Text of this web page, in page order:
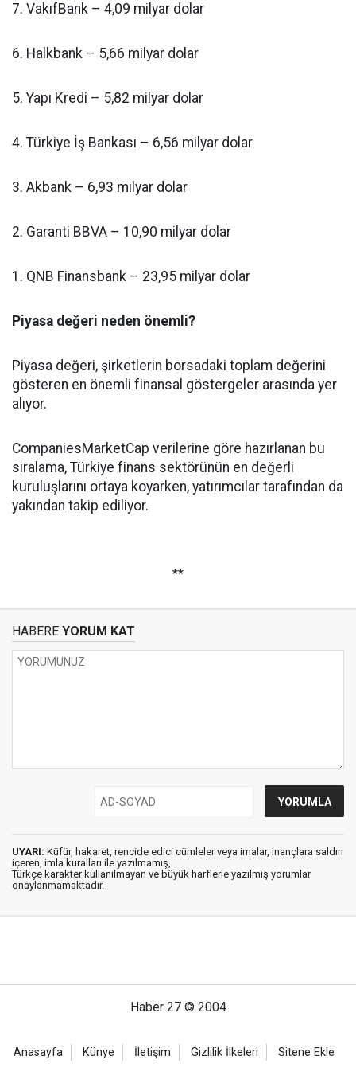
7. VakıfBank – 4,09 milyar dolar
6. Halkbank – 5,66 milyar dolar
5. Yapı Kredi – 5,82 milyar dolar
4. Türkiye İş Bankası – 6,56 milyar dolar
3. Akbank – 6,93 milyar dolar
2. Garanti BBVA – 10,90 milyar dolar
1. QNB Finansbank – 23,95 milyar dolar
Piyasa değeri neden önemli?
Piyasa değeri, şirketlerin borsadaki toplam değerini
gösteren en önemli finansal göstergeler arasında yer
alıyor.
CompaniesMarketCap verilerine göre hazırlanan bu
sıralama, Türkiye finans sektörünün en değerli
kuruluşlarını ortaya koyarken, yatırımcılar tarafından da
yakından takip ediliyor.
**
HABERE YORUM KAT
UYARI: Küfür, hakaret, rencide edici cümleler veya imalar, inançlara saldırı
içeren, imla kuralları ile yazılmamış,
Türkçe karakter kullanılmayan ve büyük harflerle yazılmış yorumlar
onaylanmamaktadır.
Haber 27 © 2004
Anasayfa Künye İletişim Gizlilik İlkeleri Sitene Ekle